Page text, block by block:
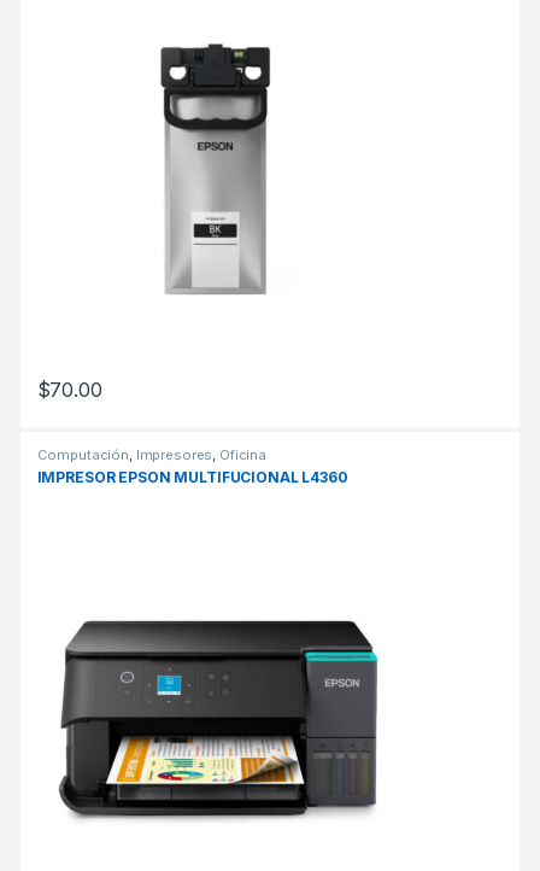
$70.00
Computación, Impresores, Oficina
IMPRESOR EPSON MULTIFUCIONAL L4360